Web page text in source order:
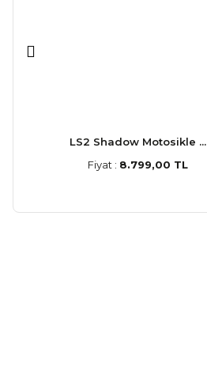
LS2 Shadow Motosikle ...
Fiyat : 8.799,00 TL